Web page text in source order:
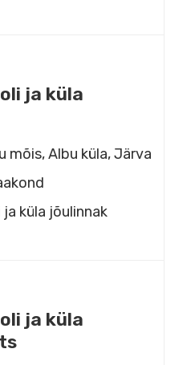
ja küla
mõis, Albu küla, Järva
küla jõulinnak
ja küla